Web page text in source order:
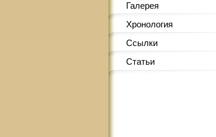
Галерея
Хронология
Ссылки
Статьи